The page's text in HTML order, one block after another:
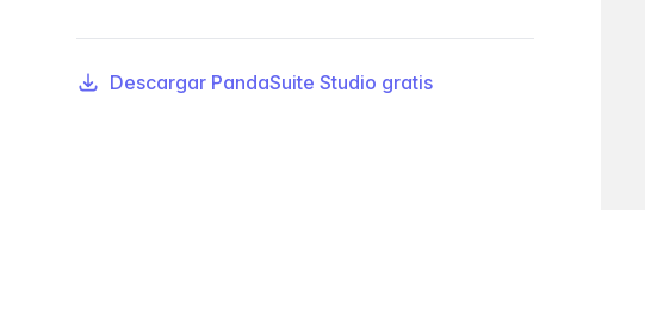
Descargar PandaSuite Studio gratis